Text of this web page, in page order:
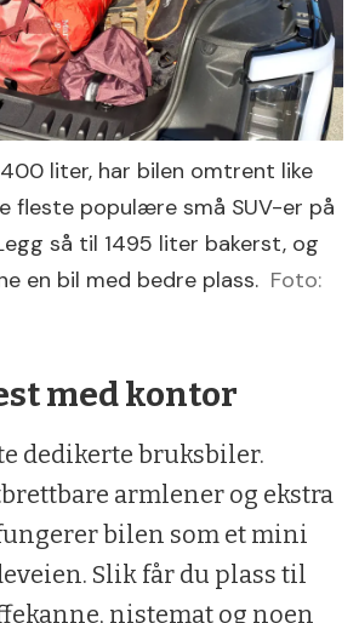
liter, har bilen omtrent like
fleste populære små SUV-er på
så til 1495 liter bakerst, og
en bil med bedre plass. Foto:
med kontor
dedikerte bruksbiler.
armlener og ekstra
bilen som et mini
Slik får du plass til
nistemat og noen